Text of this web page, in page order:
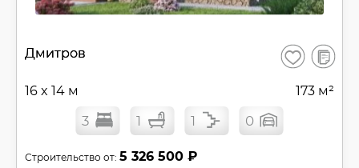
Дмитров Сохранить
В
16 x 14 м 173 м²
3 1 1 0
Строительство от: 5 326 500 ₽